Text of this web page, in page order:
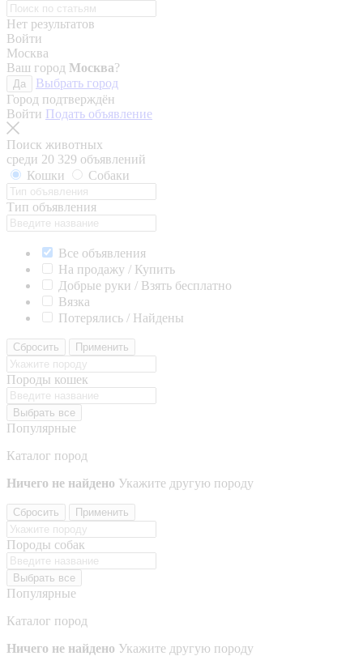
Нет результатов
Войти
Москва
Ваш город Москва?
Да
Выбрать город
Город подтверждён
Войти Подать объявление
Поиск животных
среди 20 329 объявлений
Кошки
Собаки
Тип объявления
Все объявления
На продажу / Купить
Добрые руки / Взять бесплатно
Вязка
Потерялись / Найдены
Сбросить Применить
Породы кошек
Выбрать все
Популярные
Каталог пород
Ничего не найдено Укажите другую породу
Сбросить Применить
Породы собак
Выбрать все
Популярные
Каталог пород
Ничего не найдено Укажите другую породу